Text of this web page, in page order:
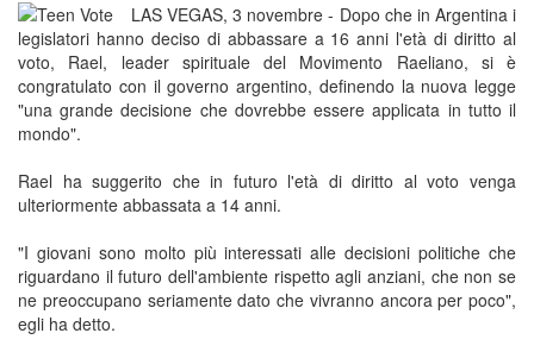
LAS VEGAS, 3 novembre - Dopo che in Argentina i
legislatori hanno deciso di abbassare a 16 anni l'età di diritto al
voto, Rael, leader spirituale del Movimento Raeliano, si è
congratulato con il governo argentino, definendo la nuova legge
"una grande decisione che dovrebbe essere applicata in tutto il
mondo".
Rael ha suggerito che in futuro l'età di diritto al voto venga
ulteriormente abbassata a 14 anni.
"I giovani sono molto più interessati alle decisioni politiche che
riguardano il futuro dell'ambiente rispetto agli anziani, che non se
ne preoccupano seriamente dato che vivranno ancora per poco",
egli ha detto.